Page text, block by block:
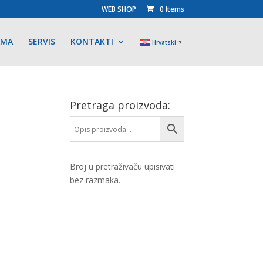
WEB SHOP 0 Items
SERVIS KONTAKTI Hrvatski ▼
Pretraga proizvoda:
Broj u pretraživaču upisivati
bez razmaka.